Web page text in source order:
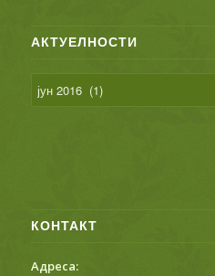
АКТУЕЛНОСТИ
КОНТАКТ
Адреса: